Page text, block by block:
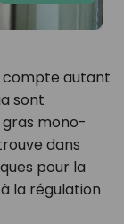
compte autant
sont
mono-
dans
pour la
la régulation